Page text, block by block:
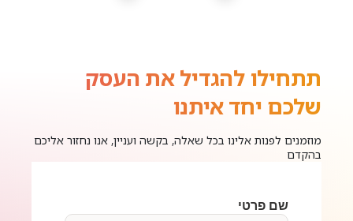
תתחילו להגדיל את העסק
שלכם יחד איתנו
מוזמנים לפנות אלינו בכל שאלה, בקשה ועניין, אנו נחזור אליכם
בהקדם